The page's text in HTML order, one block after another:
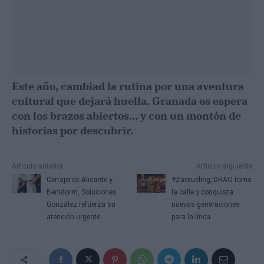
Este año, cambiad la rutina por una aventura
cultural que dejará huella. Granada os espera
con los brazos abiertos… y con un montón de
historias por descubrir.
Artículo anterior
Cerrajeros Alicante y
Benidorm, Soluciones
González refuerza su
atención urgente
Artículo siguiente
#Zarzueling; DRAO toma
la calle y conquista
nuevas generaciones
para la lírica